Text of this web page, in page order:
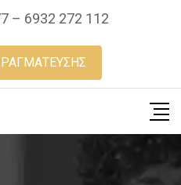
– 6932 272 112